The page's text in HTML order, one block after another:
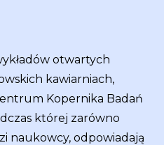
otwartych
kawiarniach,
Kopernika Badań
której zarówno
naukowcy, odpowiadają